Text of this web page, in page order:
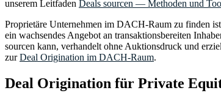
unserem Leitfaden Deals sourcen — Methoden und
Proprietäre Unternehmen im DACH-Raum zu finden
ein wachsendes Angebot an transaktionsbereiten
sourcen kann, verhandelt ohne Auktionsdruck und
zur Deal Origination im DACH-Raum.
Deal Origination für Private